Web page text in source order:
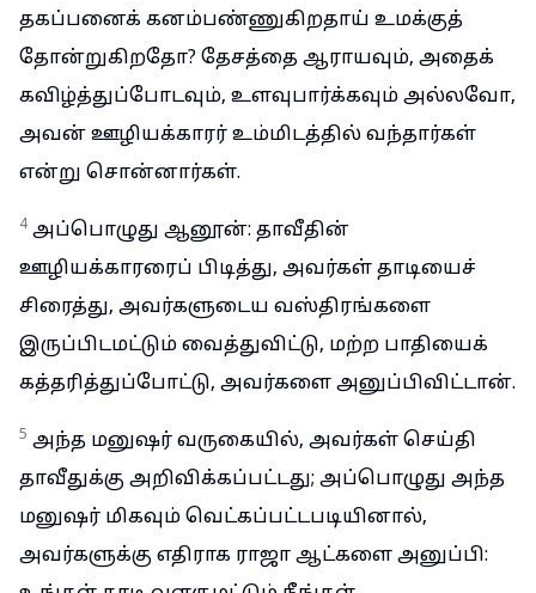
தகப்பனைக் கனம்பண்ணுகிறதாய் உமக்குத்
தோன்றுகிறதோ? தேசத்தை ஆராயவும், அதைக்
கவிழ்த்துப்போடவும், உளவுபார்க்கவும் அல்லவோ,
அவன் ஊழியக்காரர் உம்மிடத்தில் வந்தார்கள்
என்று சொன்னார்கள்.
4 அப்பொழுது ஆனூன்: தாவீதின்
ஊழியக்காரரைப் பிடித்து, அவர்கள் தாடியைச்
சிரைத்து, அவர்களுடைய வஸ்திரங்களை
இருப்பிடமட்டும் வைத்துவிட்டு, மற்ற பாதியைக்
கத்தரித்துப்போட்டு, அவர்களை அனுப்பிவிட்டான்.
5 அந்த மனுஷர் வருகையில், அவர்கள் செய்தி
தாவீதுக்கு அறிவிக்கப்பட்டது; அப்பொழுது அந்த
மனுஷர் மிகவும் வெட்கப்பட்டபடியினால்,
அவர்களுக்கு எதிராக ராஜா ஆட்களை அனுப்பி: